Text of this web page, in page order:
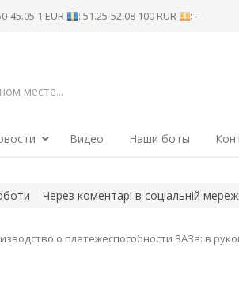
45.05 1 EUR : 51.25-52.08 100 RUR : -
месте...
Видео Наши боты
Через коментарі в соціальній мережі
о платежеспособности ЗАЗа: в